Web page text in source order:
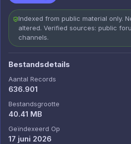
Indexed from public material only.
altered. Verified sources: public
channels.
Bestandsdetails
Aantal Records
636.901
Bestandsgrootte
40.41 MB
Geïndexeerd Op
17 juni 2026